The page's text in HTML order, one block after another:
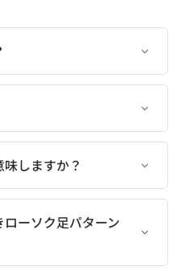
しますか？
ーソク足パターン